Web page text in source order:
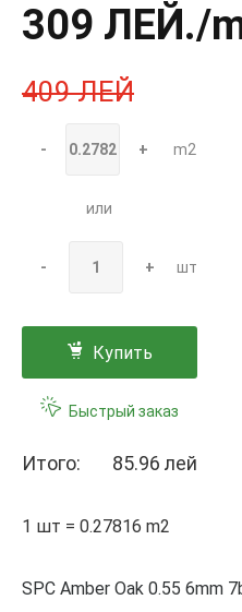
309 ЛЕЙ./
409 ЛЕЙ
- + m2
или
- + шт
Купить
Быстрый заказ
Итого: 85.96 лей
1 шт = 0.27816 m2
SPC Amber Oak 0.55 6mm